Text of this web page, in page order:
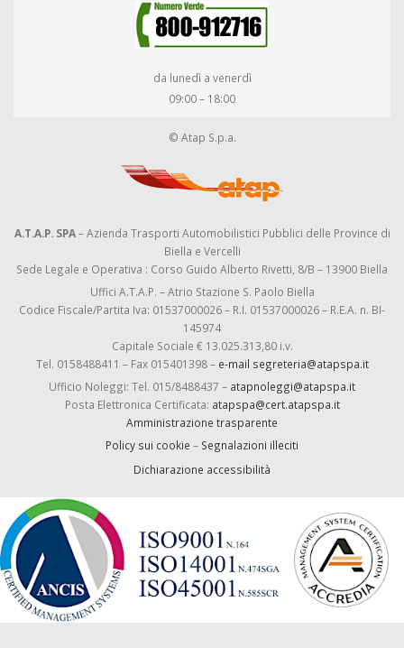
da lunedì a venerdì
09:00 – 18:00
© Atap S.p.a.
A.T.A.P. SPA– Azienda Trasporti Automobilistici Pubblici delle Province di
Biella e Vercelli
Sede Legale e Operativa : Corso Guido Alberto Rivetti, 8/B – 13900 Biella
Uffici A.T.A.P. – Atrio Stazione S. Paolo Biella
Codice Fiscale/Partita Iva: 01537000026 – R.I. 01537000026 – R.E.A. n. BI-
145974
Capitale Sociale € 13.025.313,80 i.v.
Tel. 0158488411 – Fax 015401398 – e-mail segreteria@atapspa.it
Ufficio Noleggi: Tel. 015/8488437 – atapnoleggi@atapspa.it
Posta Elettronica Certificata: atapspa@cert.atapspa.it
Amministrazione trasparente
Policy sui cookie – Segnalazioni illeciti
Dichiarazione accessibilità